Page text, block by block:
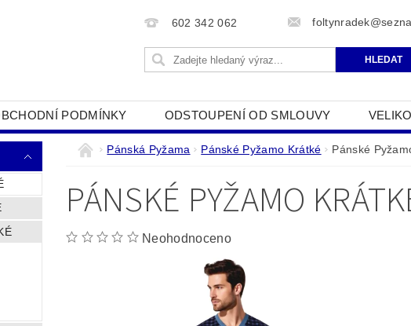
602 342 062
PODMÍNKY ODSTOUPENÍ OD SMLOUVY
NAPIŠTE NÁM JAK POUŽÍVÁME COOKIES PODMÍNKY
Pánská Pyžama Pánské Pyžamo Krátké Pánské
PÁNSKÉ PYŽAMO
Neohodnoceno